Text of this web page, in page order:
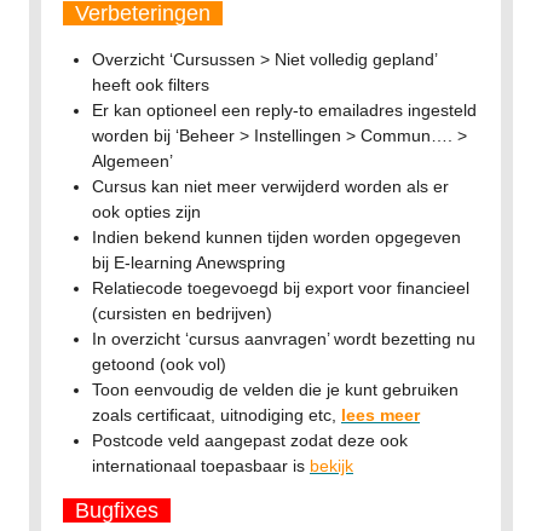
Verbeteringen
Overzicht ‘Cursussen > Niet volledig gepland’
heeft ook filters
Er kan optioneel een reply-to emailadres ingesteld
worden bij ‘Beheer > Instellingen > Commun…. >
Algemeen’
Cursus kan niet meer verwijderd worden als er
ook opties zijn
Indien bekend kunnen tijden worden opgegeven
bij E-learning Anewspring
Relatiecode toegevoegd bij export voor financieel
(cursisten en bedrijven)
In overzicht ‘cursus aanvragen’ wordt bezetting nu
getoond (ook vol)
Toon eenvoudig de velden die je kunt gebruiken
zoals certificaat, uitnodiging etc, lees meer
Postcode veld aangepast zodat deze ook
internationaal toepasbaar is bekijk
Bugfixes